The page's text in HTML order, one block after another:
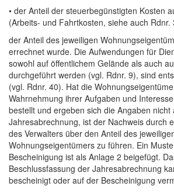
• der Anteil der steuerbegünstigten Kosten
(Arbeits- und Fahrtkosten, siehe auch Rdnr.
der Anteil des jeweiligen
errechnet wurde. Die Aufwendungen für
sowohl auf öffentlichem Gelände als auch
durchgeführt werden (vgl. Rdnr. 9), sind
(vgl. Rdnr. 40). Hat die
Wahrnehmung ihrer Aufgaben und
bestellt und ergeben sich die Angaben nicht
Jahresabrechnung, ist der Nachweis durch
des Verwalters über den Anteil des
Wohnungseigentümers zu führen. Ein
Bescheinigung ist als Anlage 2 beigefügt.
Beschlussfassung der Jahresabrechnung
bescheinigt oder auf der Bescheinigung